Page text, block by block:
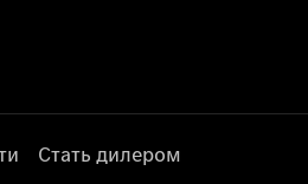
Стать дилером